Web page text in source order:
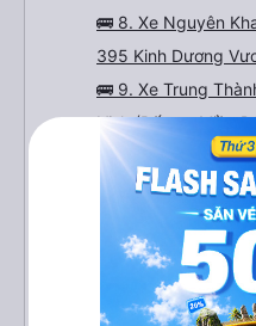
🚌 8. Xe Nguyên
395 Kinh Dương
🚌 9. Xe Trung
Lĩnh (Bến xe Miền
🚌 10. Xe Bình Tâm
Vương (Bến xe Miền
🚌 11. Xe Hoàng
(Văn phòng Sài Gòn)
🚌 12. Xe Dũng